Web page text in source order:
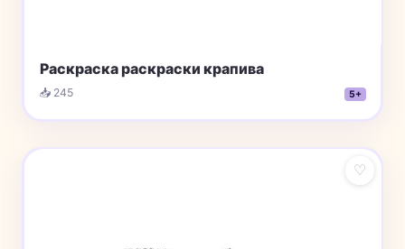
Раскраска раскраски крапива
📥 245 5+
♡